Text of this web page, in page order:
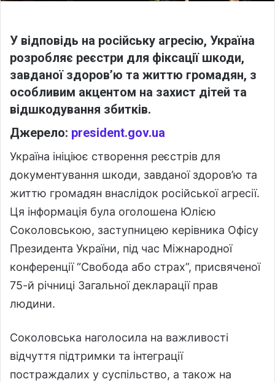
У відповідь на російську агресію, Україна
розробляє реєстри для фіксації шкоди,
завданої здоров’ю та життю громадян, з
особливим акцентом на захист дітей та
відшкодування збитків.
Джерело: president.gov.ua
Україна ініціює створення реєстрів для
документування шкоди, завданої здоров’ю та
життю громадян внаслідок російської агресії.
Ця інформація була оголошена Юлією
Соколовською, заступницею керівника Офісу
Президента України, під час Міжнародної
конференції “Свобода або страх”, присвяченої
75-й річниці Загальної декларації прав
людини.
Соколовська наголосила на важливості
відчуття підтримки та інтеграції
постраждалих у суспільство, а також на